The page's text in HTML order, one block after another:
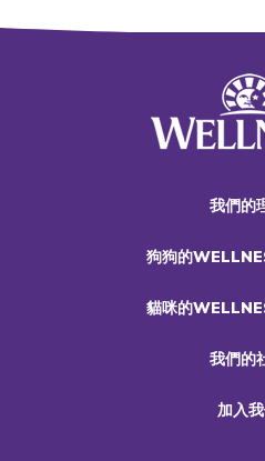
我們的
狗狗的
貓咪的
我們的
加入